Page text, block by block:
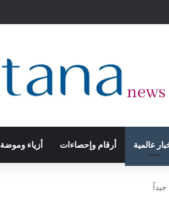
عالمية أرقام وإحصاءات أزياء وموضة